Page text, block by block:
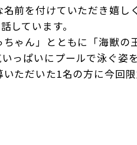
前を付けていただき嬉し
しています。
ゃん」とともに「海獣の
っぱいにプールで泳ぐ姿
ただいた1名の方に今回